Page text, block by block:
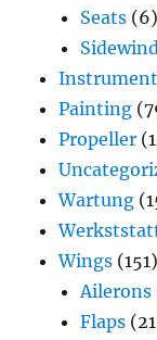
Seats (6)
Painting
Propeller
Wartung
Wings (151)
Ailerons
Flaps